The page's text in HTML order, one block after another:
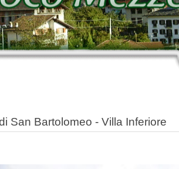
San Bartolomeo - Villa Inferiore